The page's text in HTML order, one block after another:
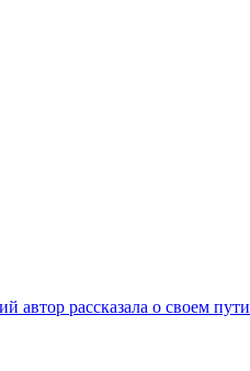
автор рассказала о своем пути